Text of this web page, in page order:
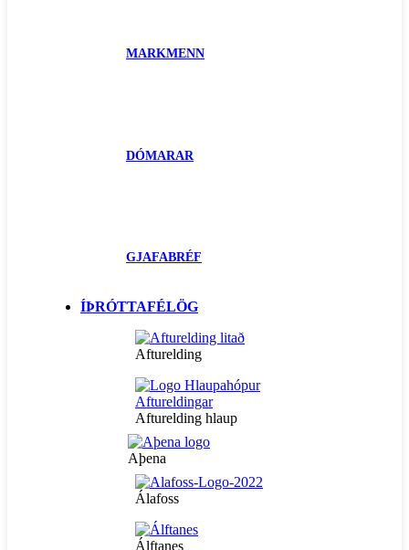
MARKMENN
DÓMARAR
GJAFABRÉF
ÍÞRÓTTAFÉLÖG
Afturelding
Afturelding hlaup
Aþena
Álafoss
Álftanes